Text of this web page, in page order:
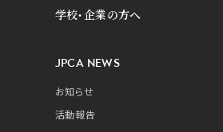
学校・企業の方へ
JPCA NEWS
お知らせ
活動報告